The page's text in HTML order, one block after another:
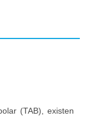
(TAB), existen